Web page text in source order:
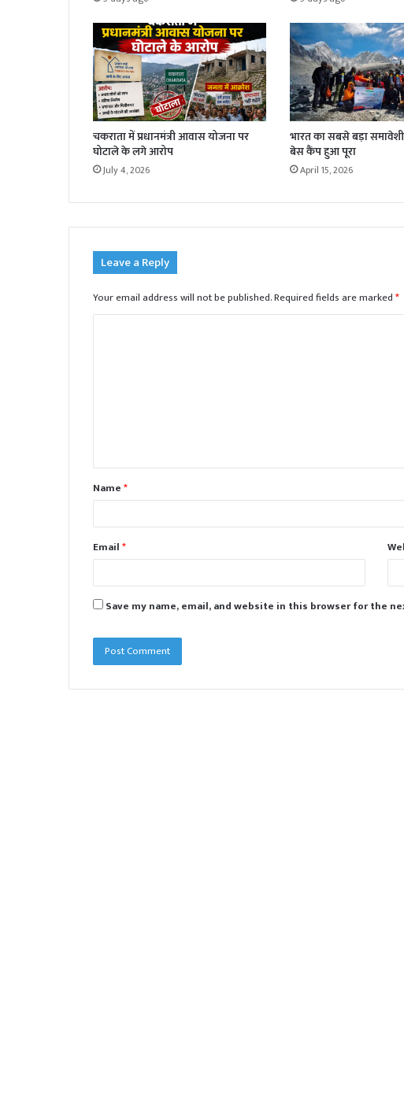
चकराता में प्रधानमंत्री आवास योजना पर
घोटाले के लगे आरोप
July 4, 2026
भारत का सबसे बड़ा
बेस कैंप हुआ पूरा
April 15, 2026
Leave a Reply
Your email address will not be published.Required fields are marked*
t
*Name*
Email*
Save my name, email, and website in this browser for the